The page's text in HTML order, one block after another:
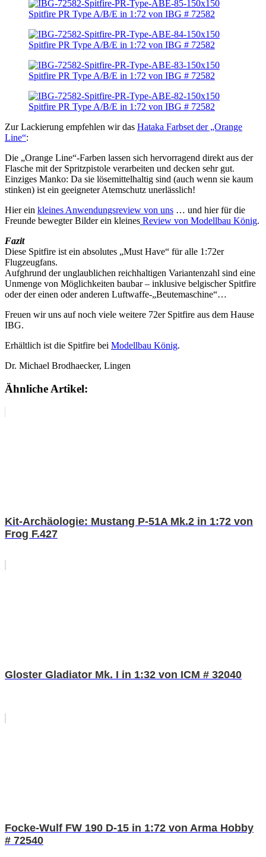
Zur Lackierung empfehlen wir das Hataka Farbset der „Orange
Line“:
Die „Orange Line“-Farben lassen sich hervorragend direkt aus der
Flasche mit der Spritzpistole verarbeiten und decken sehr gut.
Einziges Manko: Da sie lösemittelhaltig sind (auch wenn sie kaum
stinken) ist ein geeigneter Atemschutz unerlässlich!
Hier ein kleines Anwendungsreview von uns … und hier für die
Freunde bewegter Bilder ein kleines Review von Modellbau König.
Fazit
Diese Spitfire ist ein absolutes „Must Have“ für alle 1:72er
Flugzeugfans.
Aufghrund der unglaublichen reichhaltigen Variantenzahl sind eine
Unmenge von Möglichkeiten baubar – inklusive belgischer Spitfire
oder der einen oder anderen Luftwaffe-„Beutemaschine“…
Freuen wir uns auf noch viele weitere 72er Spitfire aus dem Hause
IBG.
Erhältlich ist die Spitfire bei Modellbau König.
Dr. Michael Brodhaecker, Lingen
Ähnliche Artikel:
Kit-Archäologie: Mustang P-51A Mk.2 in 1:72 von
Frog F.427
Gloster Gladiator Mk. I in 1:32 von ICM # 32040
Focke-Wulf FW 190 D-15 in 1:72 von Arma Hobby
# 72540